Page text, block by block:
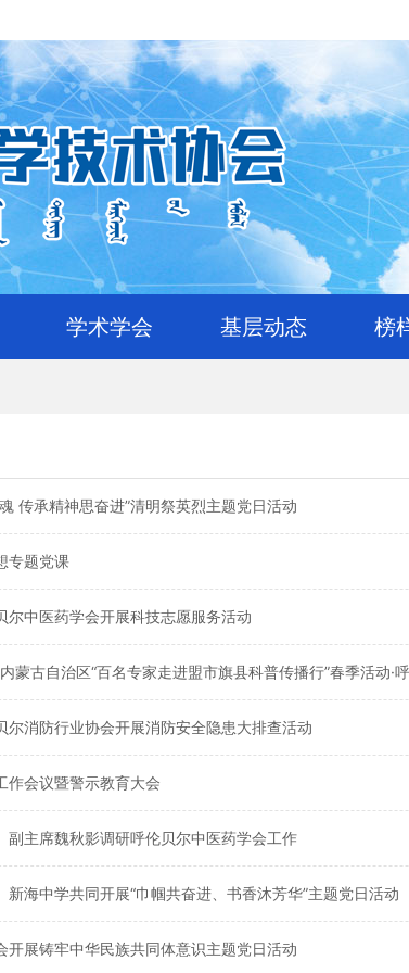
学术学会 基层动态 榜
传承精神思奋进”清明祭英烈主题党日活动
专题党课
尔中医药学会开展科技志愿服务活动
蒙古自治区“百名专家走进盟市旗县科普传播行”春季活动·
尔消防行业协会开展消防安全隐患大排查活动
作会议暨警示教育大会
副主席魏秋影调研呼伦贝尔中医药学会工作
海中学共同开展“巾帼共奋进、书香沐芳华”主题党日活动
开展铸牢中华民族共同体意识主题党日活动